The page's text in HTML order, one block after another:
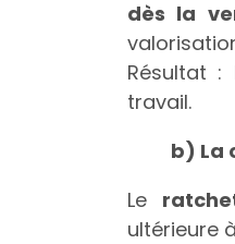
dès la
Résultat :
travail.
b) La
Le
ultérieure